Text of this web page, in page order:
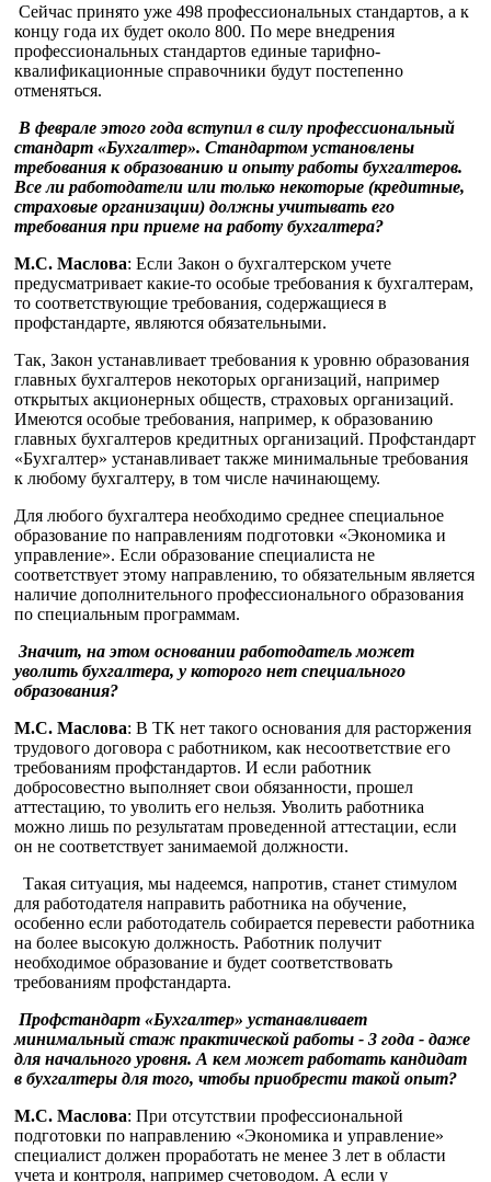
Сейчас принято уже 498 профессиональных стандартов, а к
концу года их будет около 800. По мере внедрения
профессиональных стандартов единые тарифно-
квалификационные справочники будут постепенно
отменяться.
В феврале этого года вступил в силу профессиональный
стандарт «Бухгалтер». Стандартом установлены
требования к образованию и опыту работы бухгалтеров.
Все ли работодатели или только некоторые (кредитные,
страховые организации) должны учитывать его
требования при приеме на работу бухгалтера?
М.С. Маслова: Если Закон о бухгалтерском учете
предусматривает какие-то особые требования к бухгалтерам,
то соответствующие требования, содержащиеся в
профстандарте, являются обязательными.
Так, Закон устанавливает требования к уровню образования
главных бухгалтеров некоторых организаций, например
открытых акционерных обществ, страховых организаций.
Имеются особые требования, например, к образованию
главных бухгалтеров кредитных организаций. Профстандарт
«Бухгалтер» устанавливает также минимальные требования
к любому бухгалтеру, в том числе начинающему.
Для любого бухгалтера необходимо среднее специальное
образование по направлениям подготовки «Экономика и
управление». Если образование специалиста не
соответствует этому направлению, то обязательным является
наличие дополнительного профессионального образования
по специальным программам.
Значит, на этом основании работодатель может
уволить бухгалтера, у которого нет специального
образования?
М.С. Маслова: В ТК нет такого основания для расторжения
трудового договора с работником, как несоответствие его
требованиям профстандартов. И если работник
добросовестно выполняет свои обязанности, прошел
аттестацию, то уволить его нельзя. Уволить работника
можно лишь по результатам проведенной аттестации, если
он не соответствует занимаемой должности.
Такая ситуация, мы надеемся, напротив, станет стимулом
для работодателя направить работника на обучение,
особенно если работодатель собирается перевести работника
на более высокую должность. Работник получит
необходимое образование и будет соответствовать
требованиям профстандарта.
Профстандарт «Бухгалтер» устанавливает
минимальный стаж практической работы - 3 года - даже
для начального уровня. А кем может работать кандидат
в бухгалтеры для того, чтобы приобрести такой опыт?
М.С. Маслова: При отсутствии профессиональной
подготовки по направлению «Экономика и управление»
специалист должен проработать не менее 3 лет в области
учета и контроля, например счетоводом. А если у